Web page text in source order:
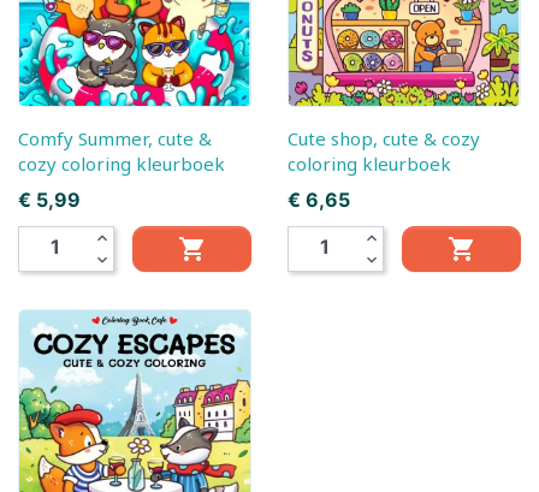
Comfy Summer, cute &
cozy coloring kleurboek
Prijs
€ 5,99
expand_less
expand_more

Cute shop, cute & cozy
coloring kleurboek
Prijs
€ 6,65
expand_less
expand_more
